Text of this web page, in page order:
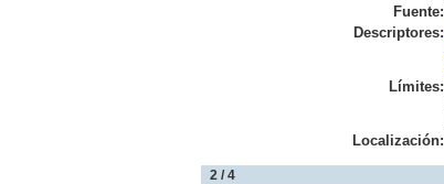
Fuente:
Descriptores:
Límites:
Localización:
2 / 4